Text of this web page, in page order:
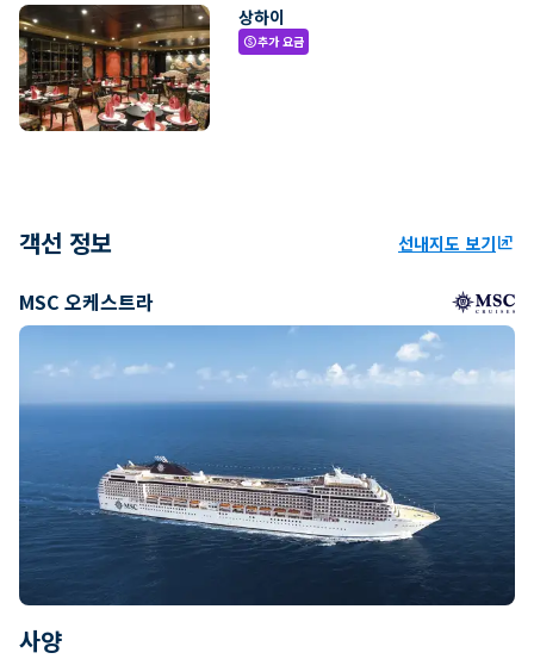
상하이
paid추가 요금
객선 정보 선내지도 보기ungroup
MSC 오케스트라
사양